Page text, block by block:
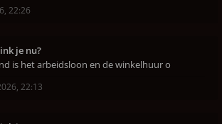
22:26
je nu?
is het arbeidsloon en de winkelhuur o
22:13